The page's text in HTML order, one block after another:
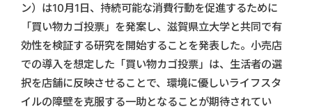
ン）は10月1日、持続可能な消費行動を促進するために
「買い物カゴ投票」を発案し、滋賀県立大学と共同で有
効性を検証する研究を開始することを発表した。小売店
での導入を想定した「買い物カゴ投票」は、生活者の選
択を店舗に反映させることで、環境に優しいライフスタ
イルの障壁を克服する一助となることが期待されてい